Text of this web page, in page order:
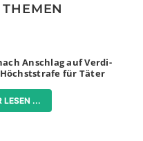
Anschlag auf Verdi-
für Täter
LESEN ...